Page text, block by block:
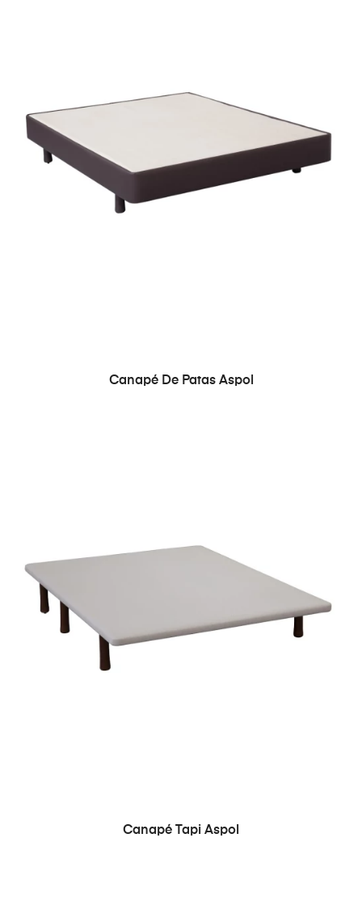
Canapé De Patas Aspol
Canapé Tapi Aspol